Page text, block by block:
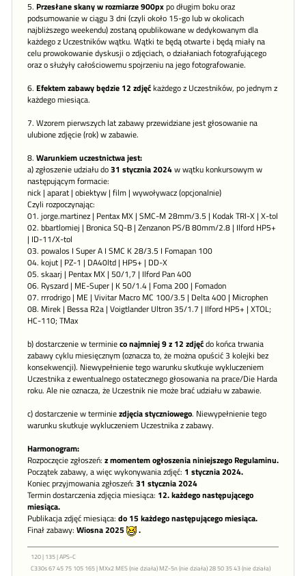
5. Przesłane skany w rozmiarze 900pxpo długim boku oraz
podsumowanie w ciągu 3 dni (czyli około 15-go lub w okolicach
najbliższego weekendu) zostaną opublikowane w dedykowanym dla
każdego z Uczestników wątku. Wątki te będą otwarte i będą miały na
celu prowokowanie dyskusji o zdjęciach, o działaniach fotografującego
oraz o służyły całościowemu spojrzeniu na jego fotografowanie.
6. Efektem zabawy będzie 12 zdjęćkażdego z Uczestników, po jednym z
każdego miesiąca.
7. Wzorem pierwszych lat zabawy przewidziane jest głosowanie na
ulubione zdjęcie (rok) w zabawie.
8. Warunkiem uczestnictwa jest:
a) zgłoszenie udziału do31 stycznia 2024w wątku konkursowym w
następującym formacie:
nick | aparat | obiektyw | film | wywoływacz (opcjonalnie)
Czyli rozpoczynając:
01. jorge.martinez | Pentax MX | SMC-M 28mm/3.5 | Kodak TRI-X | X-tol
02. bbartlomiej | Bronica SQ-B | Zenzanon PS/B 80mm/2.8 | Ilford HP5+
| ID-11/X-tol
03. powalos I Super A I SMC K 28/3.5 I Fomapan 100
04. kojut | PZ-1 | DA40ltd | HP5+ | DD-X
05. skaarj | Pentax MX | 50/1,7 | Ilford Pan 400
06. Ryszard | ME-Super | K 50/1.4 | Foma 200 | Fomadon
07. rrrodrigo | ME | Vivitar Macro MC 100/3.5 | Delta 400 | Microphen
08. Mirek | Bessa R2a | Voigtlander Ultron 35/1.7 | Ilford HP5+ | XTOL;
HC-110; TMax
b) dostarczenie w terminieco najmniej 9 z 12 zdjęćdo końca trwania
zabawy cyklu miesięcznym (oznacza to, że można opuścić 3 kolejki bez
konsekwencji). Niewypełnienie tego warunku skutkuje wykluczeniem
Uczestnika z ewentualnego ostatecznego głosowania na prace/Die Harda
roku. Ale nie oznacza, że Uczestnik nie może brać udziału w zabawie.
c) dostarczenie w terminiezdjęcia styczniowego. Niewypełnienie tego
warunku skutkuje wykluczeniem Uczestnika z zabawy.
Harmonogram:
Rozpoczęcie zgłoszeń: z momentem ogłoszenia niniejszego Regulaminu.
Początek zabawy, a więc wykonywania zdjęć: 1 stycznia 2024.
Koniec przyjmowania zgłoszeń: 31 stycznia 2024
Termin dostarczenia zdjęcia miesiąca: 12. każdego następującego
miesiąca.
Publikacja zdjęć miesiąca: do 15 każdego następującego miesiąca.
Finał zabawy: Wiosna 2025 .
120 | 135 | APS-C
C330s 67 45 75 105 165 | MXx2 MES (nie działa) MZ-5n (nie działa) 28 50 35 43 (nie działa)